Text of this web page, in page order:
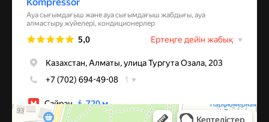
Алматы
Улица Михаила Шолохова, 49 — Яндекс Карты